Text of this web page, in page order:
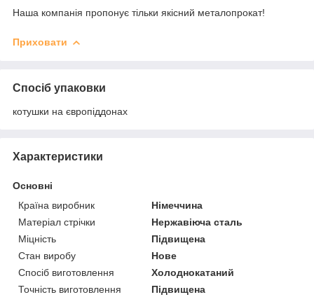
Наша компанія пропонує тільки якісний металопрокат!
Приховати
Спосіб упаковки
котушки на європіддонах
Характеристики
Основні
Країна виробник
Німеччина
Матеріал стрічки
Нержавіюча сталь
Міцність
Підвищена
Стан виробу
Нове
Спосіб виготовлення
Холоднокатаний
Точність виготовлення
Підвищена